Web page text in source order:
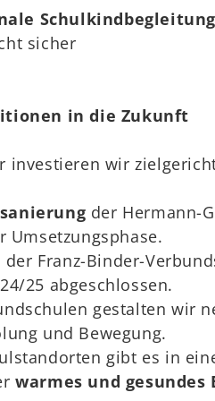
Schulkindbegleitung
sicher
in die Zukunft
investieren wir
der Hermann-
der Franz-Binder-
25 abgeschlossen.
gestalten wir
und Bewegung.
gibt es in
warmes und gesundes